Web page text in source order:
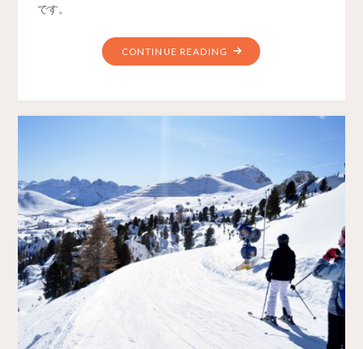
です。
CONTINUE READING